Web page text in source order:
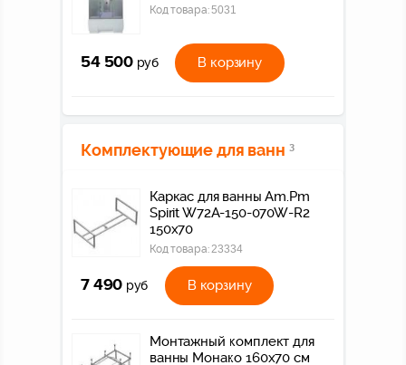
Код товара:5031
54 500 руб В корзину
Комплектующие для ванн 3
Каркас для ванны Am.Pm
Spirit W72A-150-070W-R2
150x70
Код товара:23334
7 490 руб В корзину
Монтажный комплект для
ванны Монако 160х70 см